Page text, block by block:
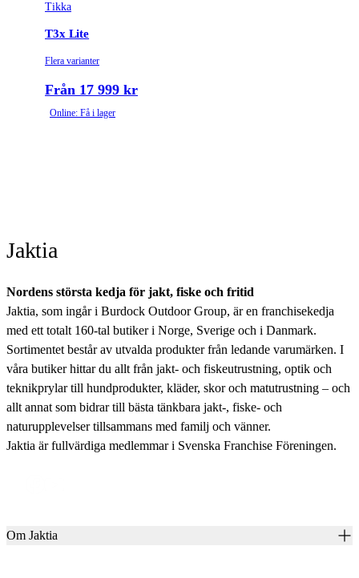
Tikka
T3x Lite
Flera varianter
Från 17 999 kr
Online: Få i lager
Jaktia
Nordens största kedja för jakt, fiske och fritid
Jaktia, som ingår i Burdock Outdoor Group, är en franchisekedja
med ett totalt 160-tal butiker i Norge, Sverige och i Danmark.
Sortimentet består av utvalda produkter från ledande varumärken. I
våra butiker hittar du allt från jakt- och fiskeutrustning, optik och
teknikprylar till hundprodukter, kläder, skor och matutrustning – och
allt annat som bidrar till bästa tänkbara jakt-, fiske- och
naturupplevelser tillsammans med familj och vänner.
Jaktia är fullvärdiga medlemmar i Svenska Franchise Föreningen.
Om Jaktia